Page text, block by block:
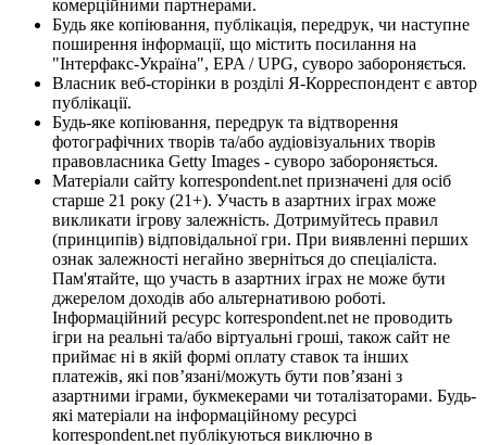
комерційними партнерами.
Будь яке копіювання, публікація, передрук, чи наступне
поширення інформації, що містить посилання на
"Інтерфакс-Україна", EPA / UPG, суворо забороняється.
Власник веб-сторінки в розділі Я-Корреспондент є автор
публікації.
Будь-яке копіювання, передрук та відтворення
фотографічних творів та/або аудіовізуальних творів
правовласника Getty Images - суворо забороняється.
Матеріали сайту korrespondent.net призначені для осіб
старше 21 року (21+). Участь в азартних іграх може
викликати ігрову залежність. Дотримуйтесь правил
(принципів) відповідальної гри. При виявленні перших
ознак залежності негайно зверніться до спеціаліста.
Пам'ятайте, що участь в азартних іграх не може бути
джерелом доходів або альтернативою роботі.
Інформаційний ресурс korrespondent.net не проводить
ігри на реальні та/або віртуальні гроші, також сайт не
приймає ні в якій формі оплату ставок та інших
платежів, які пов’язані/можуть бути пов’язані з
азартними іграми, букмекерами чи тоталізаторами. Будь-
які матеріали на інформаційному ресурсі
korrespondent.net публікуються виключно в